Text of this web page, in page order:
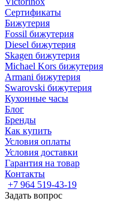
Сертификаты
Бижутерия
Fossil бижутерия
Diesel бижутерия
Skagen бижутерия
Michael Kors бижутерия
Armani бижутерия
Swarovski бижутерия
Кухонные часы
Блог
Бренды
Как купить
Условия оплаты
Условия доставки
Гарантия на товар
Контакты
+7 964 519-43-19
Задать вопрос